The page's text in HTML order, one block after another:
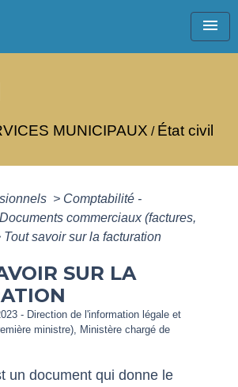
menu
MUNICIPAUX / État civil
> Comptabilité -
Documents commerciaux (factures,
Tout savoir sur la facturation
SUR LA
- Direction de l'information légale et
ministre), Ministère chargé de
un document qui donne le